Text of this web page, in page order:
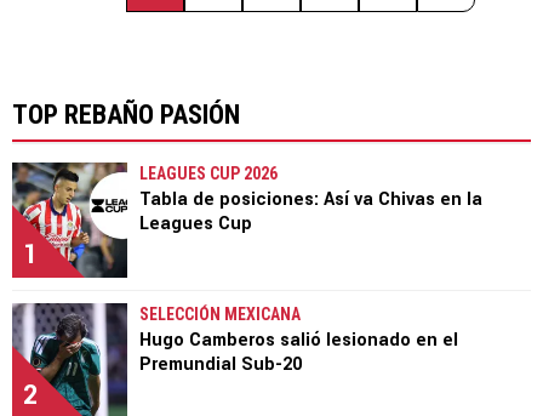
TOP REBAÑO PASIÓN
1
LEAGUES CUP 2026
Tabla de posiciones: Así va Chivas en la
Leagues Cup
2
SELECCIÓN MEXICANA
Hugo Camberos salió lesionado en el
Premundial Sub-20